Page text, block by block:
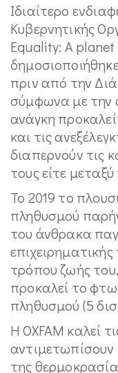
Ιδιαίτερο
Κυβερνητικής
Equality: A
πριν από την
σύμφωνα με την
ανάγκη
και τις
διαπερνούν τις
τους είτε μεταξύ
Το 2019 το
πληθυσμού
του άνθρακα
τρόπου ζωής
προκαλεί το
πληθυσμού (5
Η OXFAM καλεί
αντιμετωπίσουν
της